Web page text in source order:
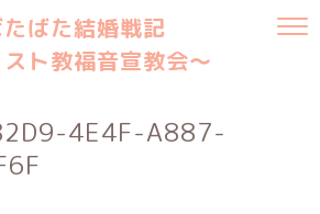
たばた結婚戦記
ト教福音宣教会〜
4E4F-A887-